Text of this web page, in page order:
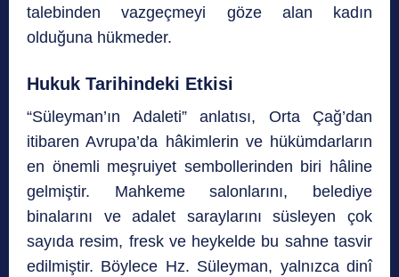
talebinden vazgeçmeyi göze alan kadın
olduğuna hükmeder.
Hukuk Tarihindeki Etkisi
“Süleyman’ın Adaleti” anlatısı, Orta Çağ’dan
itibaren Avrupa’da hâkimlerin ve hükümdarların
en önemli meşruiyet sembollerinden biri hâline
gelmiştir. Mahkeme salonlarını, belediye
binalarını ve adalet saraylarını süsleyen çok
sayıda resim, fresk ve heykelde bu sahne tasvir
edilmiştir. Böylece Hz. Süleyman, yalnızca dinî